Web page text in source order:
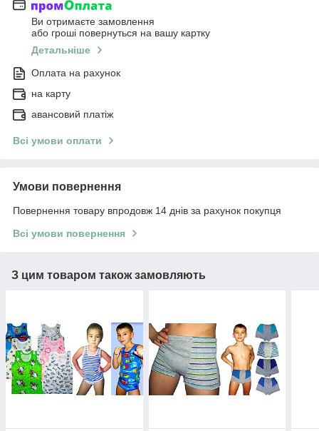
Ви отримаєте замовлення
або гроші повернуться на вашу картку
Детальніше
Оплата на рахунок
на карту
авансовий платіж
Всі умови оплати
Умови повернення
Повернення товару впродовж 14 днів за рахунок покупця
Всі умови повернення
З цим товаром також замовляють